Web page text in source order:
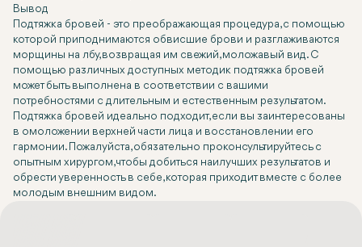
Вывод
Подтяжка бровей - это преображающая процедура, с помощью
которой приподнимаются обвисшие брови и разглаживаются
морщины на лбу, возвращая им свежий, моложавый вид. С
помощью различных доступных методик подтяжка бровей
может быть выполнена в соответствии с вашими
потребностями с длительным и естественным результатом.
Подтяжка бровей идеально подходит, если вы заинтересованы
в омоложении верхней части лица и восстановлении его
гармонии. Пожалуйста, обязательно проконсультируйтесь с
опытным хирургом, чтобы добиться наилучших результатов и
обрести уверенность в себе, которая приходит вместе с более
молодым внешним видом.